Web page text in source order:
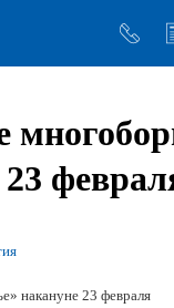
накануне 23 февраля